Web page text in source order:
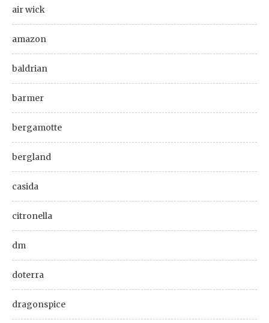
air wick
amazon
baldrian
barmer
bergamotte
bergland
casida
citronella
dm
doterra
dragonspice